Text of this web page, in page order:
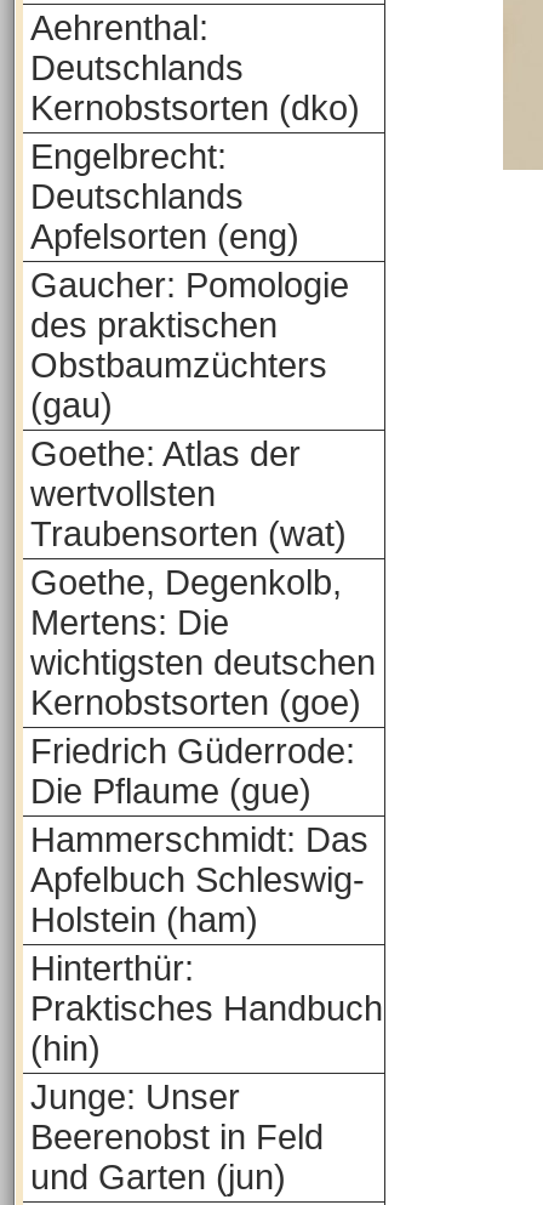
Aehrenthal:
Deutschlands
Kernobstsorten (dko)
Engelbrecht:
Deutschlands
Apfelsorten (eng)
Gaucher: Pomologie
des praktischen
Obstbaumzüchters
(gau)
Goethe: Atlas der
wertvollsten
Traubensorten (wat)
Goethe, Degenkolb,
Mertens: Die
wichtigsten deutschen
Kernobstsorten (goe)
Friedrich Güderrode:
Die Pflaume (gue)
Hammerschmidt: Das
Apfelbuch Schleswig-
Holstein (ham)
Hinterthür:
Praktisches Handbuch
(hin)
Junge: Unser
Beerenobst in Feld
und Garten (jun)